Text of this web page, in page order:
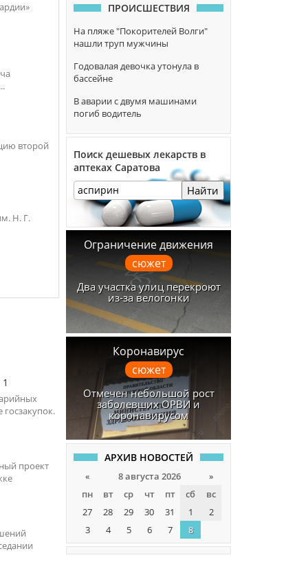
второй
Н. Г.
1
проект
ПРОИСШЕСТВИЯ
На пляже "Покорителей Волги"
нашли труп мужчины
Годовалая девочка утонула в
бассейне
В аварии с двумя машинами
погиб водитель
Поиск дешевых лекарств в
аптеках Саратова
Найти
Ограничение движения
сюжет
Два участка улиц перекроют
из-за велогонки
Коронавирус
сюжет
Отмечен небольшой рост
заболевших ОРВИ и
коронавирусом
АРХИВ НОВОСТЕЙ
« 8 августа 2026
»
пн
вт ср чт пт сб
вс
27
28 29 30 31 1
2
3
4 5 6 7 8